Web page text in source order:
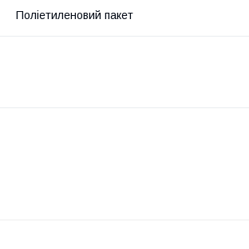
Поліетиленовий пакет